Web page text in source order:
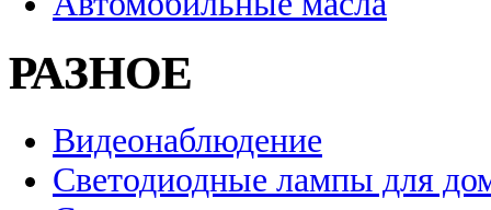
РАЗНОЕ
Видеонаблюдение
Светодиодные лампы для